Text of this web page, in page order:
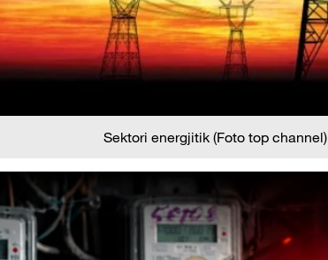
Sektori energjitik (Foto top channel)